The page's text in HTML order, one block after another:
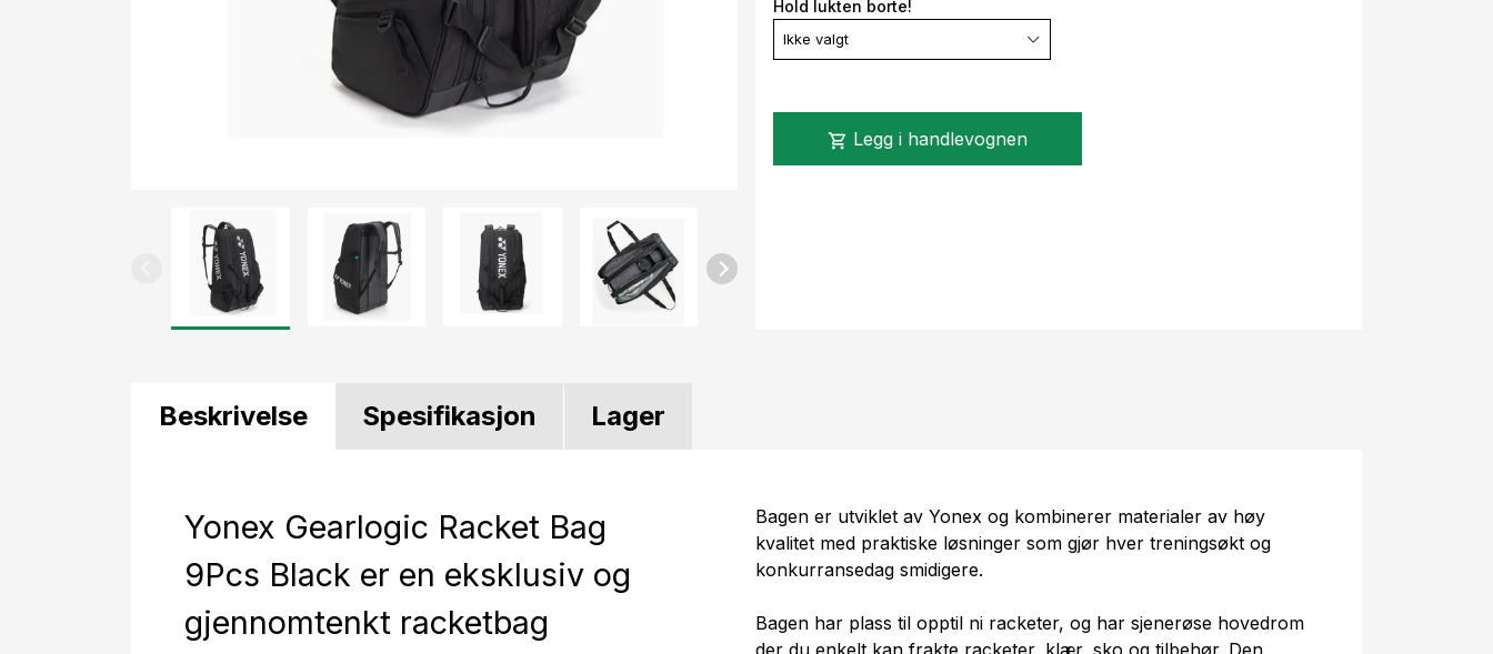
Hold lukten borte!
Ikke valgt
shopping_cart Legg i handlevognen
Beskrivelse Spesifikasjon Lager
Yonex Gearlogic Racket Bag
9Pcs Black er en eksklusiv og
gjennomtenkt racketbag
Bagen er utviklet av Yonex og kombinerer materialer av høy
kvalitet med praktiske løsninger som gjør hver treningsøkt og
konkurransedag smidigere.
Bagen har plass til opptil ni racketer, og har sjenerøse hovedrom
der du enkelt kan frakte racketer, klær, sko og tilbehør. Den